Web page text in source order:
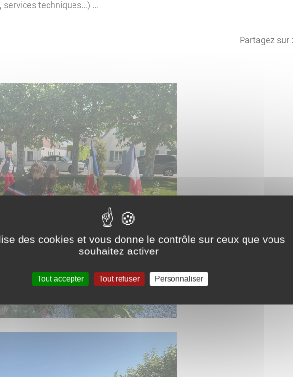
services techniques…) …
Partagez sur :
des cookies et vous donne le contrôle sur ceux que vous
souhaitez activer
Tout accepter Tout refuser Personnaliser